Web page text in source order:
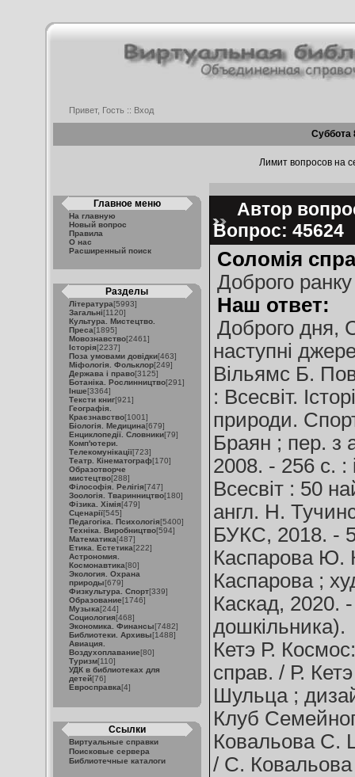
Привет, Гость :: Вход
Суббота
Лимит вопросов на
Главное меню
На главную
Новый вопрос
Правила
О нас
Расширенный поиск
Разделы
Література[5993]
Загальні[1120]
Культура. Мистецтво.
Преса[1895]
Мовознавство[2461]
Історія[2237]
Поза умовами довідки[463]
Міфологія. Фольклор[249]
Держава і право[3125]
Ботаніка. Рослинництво[291]
Інше[3364]
Тексти книг[921]
Географія.
Краєзнавство[1001]
Біологія. Медицина[679]
Енциклопедії. Словники[79]
Комп'ютери.
Телекомунікації[723]
Театр. Кінематограф[170]
Образотворче
мистецтво[288]
Філософія. Релігія[747]
Зоологія. Тваринництво[180]
Фізика. Хімія[479]
Сценарії[545]
Педагогіка. Психологія[5400]
Техніка. Виробництво[594]
Математика[487]
Етика. Естетика[222]
Астрономия.
Космонавтика[80]
Экология. Охрана
природы[679]
Физкультура. Спорт[339]
Образование[1746]
Музыка[244]
Социология[468]
Экономика. Финансы[7482]
Библиотеки. Архивы[1488]
Авиация.
Воздухоплавание[80]
Туризм[110]
УДК в библиотеках для
детей[76]
Евросправка[4]
Ссылки
Виртуальные справки
Поисковые сервера
Библиотечные каталоги
Автор
Вопрос: 45624
Соломія
Доброго
Наш ответ:
Доброго дня,
наступні
Вільямс Б.
: Всесвіт.
природи.
Браян ; пер. з
2008. - 256 с. :
Всесвіт : 50
англ. Н.
БУКС, 2018. -
Каспарова Ю.
Каспарова ;
Каскад, 2020.
дошкільника).
Кетэ Р.
справ. / Р.
Шульца ;
Клуб
Ковальова С.
/ С. Ковальова